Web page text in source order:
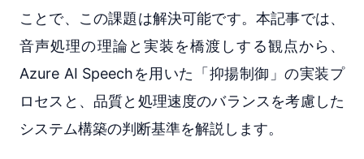
ことで、この課題は解決可能です。本記事では、
音声処理の理論と実装を橋渡しする観点から、
Azure AI Speechを用いた「抑揚制御」の実装プ
ロセスと、品質と処理速度のバランスを考慮した
システム構築の判断基準を解説します。